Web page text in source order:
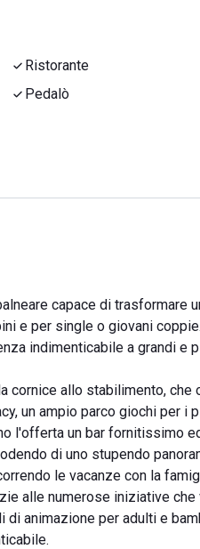
Ristorante
Pedalò
capace di trasformare
e per single o giovani
indimenticabile a grandi e
cornice allo stabilimento,
un ampio parco giochi per i
l'offerta un bar fornitissimo
di uno stupendo
le vacanze con la
alle numerose iniziative
animazione per adulti e